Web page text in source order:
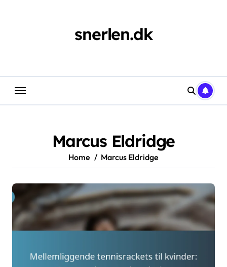
snerlen.dk
Marcus Eldridge
Home Marcus Eldridge